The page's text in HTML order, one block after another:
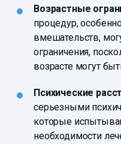
Возрастные
процедур,
вмешательств,
ограничения,
возрасте могут
Психические
серьезными
которые
необходимости